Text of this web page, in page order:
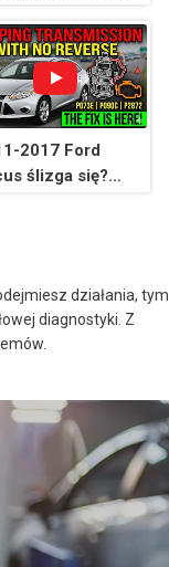
P087E.
i tania
2017 Ford
ślizga się?
działania, tym
diagnostyki. Z